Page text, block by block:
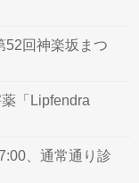
52回神楽坂まつ
「Lipfendra
、通常通り診